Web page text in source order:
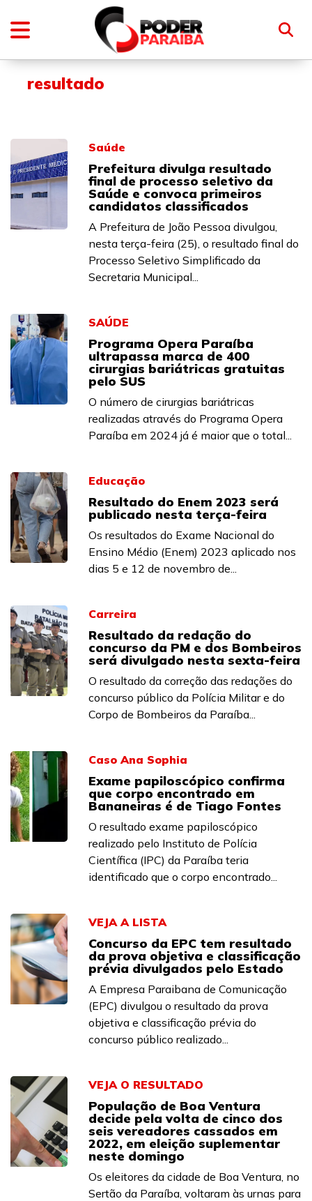
resultado
Saúde
Prefeitura divulga resultado
final de processo seletivo da
Saúde e convoca primeiros
candidatos classificados
A Prefeitura de João Pessoa divulgou,
nesta terça-feira (25), o resultado final do
Processo Seletivo Simplificado da
Secretaria Municipal...
SAÚDE
Programa Opera Paraíba
ultrapassa marca de 400
cirurgias bariátricas gratuitas
pelo SUS
O número de cirurgias bariátricas
realizadas através do Programa Opera
Paraíba em 2024 já é maior que o total...
Educação
Resultado do Enem 2023 será
publicado nesta terça-feira
Os resultados do Exame Nacional do
Ensino Médio (Enem) 2023 aplicado nos
dias 5 e 12 de novembro de...
Carreira
Resultado da redação do
concurso da PM e dos Bombeiros
será divulgado nesta sexta-feira
O resultado da correção das redações do
concurso público da Polícia Militar e do
Corpo de Bombeiros da Paraíba...
Caso Ana Sophia
Exame papiloscópico confirma
que corpo encontrado em
Bananeiras é de Tiago Fontes
O resultado exame papiloscópico
realizado pelo Instituto de Polícia
Científica (IPC) da Paraíba teria
identificado que o corpo encontrado...
VEJA A LISTA
Concurso da EPC tem resultado
da prova objetiva e classificação
prévia divulgados pelo Estado
A Empresa Paraibana de Comunicação
(EPC) divulgou o resultado da prova
objetiva e classificação prévia do
concurso público realizado...
VEJA O RESULTADO
População de Boa Ventura
decide pela volta de cinco dos
seis vereadores cassados em
2022, em eleição suplementar
neste domingo
Os eleitores da cidade de Boa Ventura, no
Sertão da Paraíba, voltaram às urnas para